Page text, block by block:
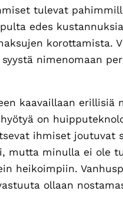
tulevat
edes
korottamista.
nimenomaan
kaavaillaan erillisiä
on
ihmiset joutuvat
mutta minulla ei ole
heikoimpiin.
ollaan